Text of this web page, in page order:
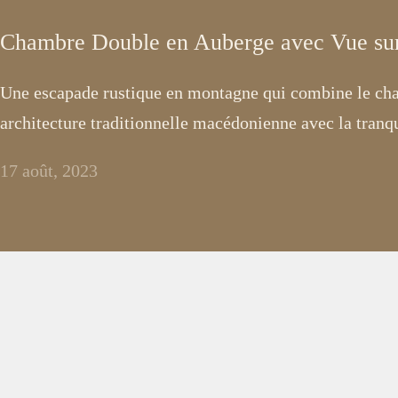
Chambre Double en Auberge avec Vue
Une escapade rustique en montagne qui combine le
architecture traditionnelle macédonienne avec la
17 août, 2023